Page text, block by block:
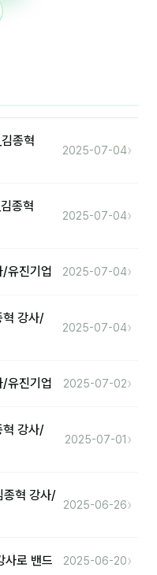
종혁
2025-07-04›
종혁
2025-07-04›
유진기업 2025-07-04›
혁 강사/
2025-07-04›
유진기업 2025-07-02›
혁 강사/
2025-07-01 ›
종혁 강사/
2025-06-26›
사로 밴드 2025-06-20›